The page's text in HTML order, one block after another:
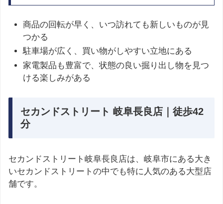
商品の回転が早く、いつ訪れても新しいものが見
つかる
駐車場が広く、買い物がしやすい立地にある
家電製品も豊富で、状態の良い掘り出し物を見つ
ける楽しみがある
セカンドストリート 岐阜長良店｜徒歩42
分
セカンドストリート岐阜長良店は、岐阜市にある大き
いセカンドストリートの中でも特に人気のある大型店
舗です。